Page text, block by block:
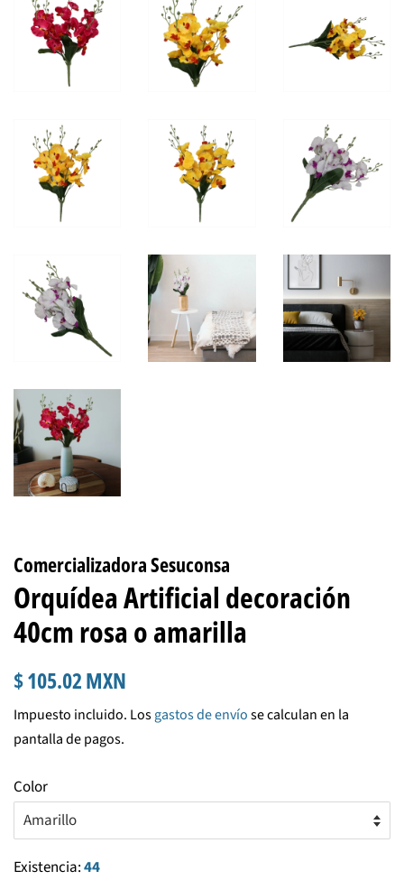
Comercializadora Sesuconsa
Orquídea Artificial decoración
40cm rosa o amarilla
Precio
$ 105.02 MXN
venta
Impuesto incluido. Losgastos de envíose calculan en la
pantalla de pagos.
Color
Existencia:44